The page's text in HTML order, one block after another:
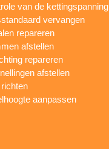
van de kettingspanning
vervangen
repareren
afstellen
repareren
afstellen
aanpassen